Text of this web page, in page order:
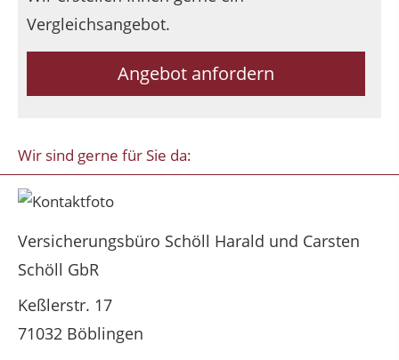
Vergleichsangebot.
Angebot anfordern
Wir sind gerne für Sie da:
Versicherungsbüro Schöll Harald und Carsten
Schöll GbR
Keßlerstr. 17
71032 Böblingen